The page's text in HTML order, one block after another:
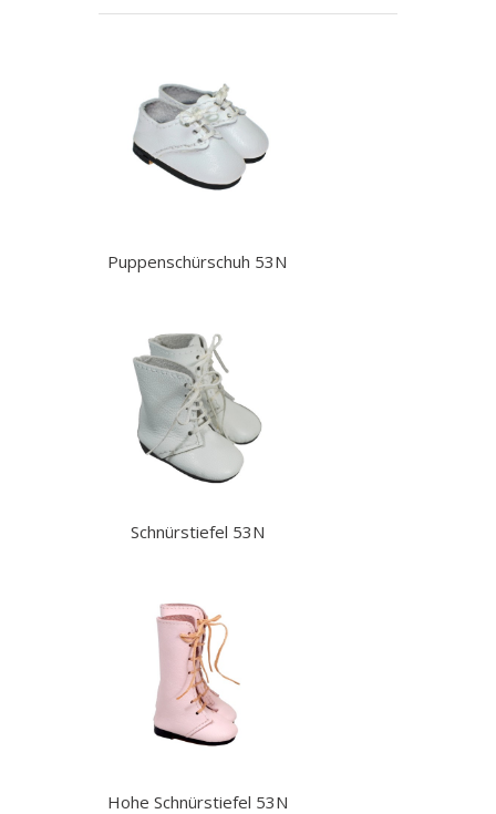
Puppenschürschuh 53N
Schnürstiefel 53N
Hohe Schnürstiefel 53N